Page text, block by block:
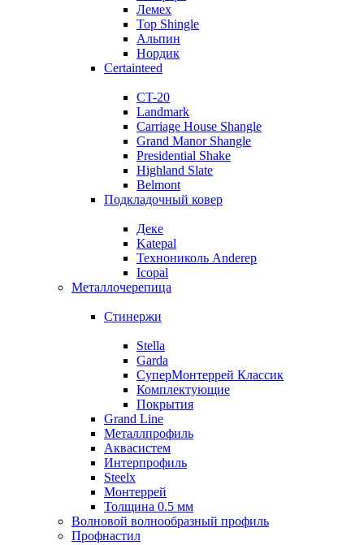
Лемех
Top Shingle
Альпин
Нордик
Certainteed
CT-20
Landmark
Carriage House Shangle
Grand Manor Shangle
Presidential Shake
Highland Slate
Belmont
Подкладочный ковер
Деке
Katepal
Технониколь Anderep
Icopal
Металлочерепица
Стинержи
Stella
Garda
СуперМонтеррей Классик
Комплектующие
Покрытия
Grand Line
Металлпрофиль
Аквасистем
Интерпрофиль
Steelx
Монтеррей
Толщина 0.5 мм
Волновой волнообразный профиль
Профнастил